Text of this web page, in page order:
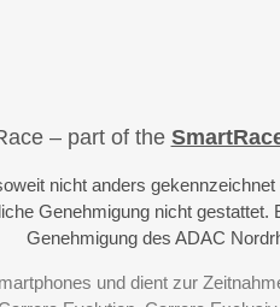
– part of the
nicht anders
Genehmigung nicht
Genehmigung des ADAC
und dient zur